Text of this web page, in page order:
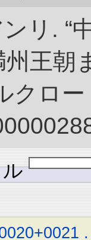
リ. “
王朝
クロ
ル
.